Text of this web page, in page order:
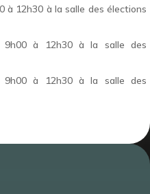
à 12h30 à la salle des élections
9h00 à 12h30 à la salle des
9h00 à 12h30 à la salle des